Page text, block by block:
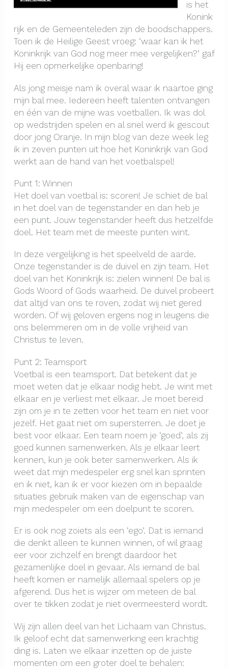
is het
Konink
rijk en de Gemeenteleden zijn de boodschappers.
Toen ik de Heilige Geest vroeg: ‘waar kan ik het
Koninkrijk van God nog meer mee vergelijken?’ gaf
Hij een opmerkelijke openbaring!
Als jong meisje nam ik overal waar ik naartoe ging
mijn bal mee. Iedereen heeft talenten ontvangen
en één van de mijne was voetballen. Ik was dol
op wedstrijden spelen en al snel werd ik gescout
door jong Oranje. In mijn blog van deze week leg
ik in zeven punten uit hoe het Koninkrijk van God
werkt aan de hand van het voetbalspel!
Punt 1: Winnen
Het doel van voetbal is: scoren! Je schiet de bal
in het doel van de tegenstander en dan heb je
een punt. Jouw tegenstander heeft dus hetzelfde
doel. Het team met de meeste punten wint.
In deze vergelijking is het speelveld de aarde.
Onze tegenstander is de duivel en zijn team. Het
doel van het Koninkrijk is: zielen winnen! De bal is
Gods Woord of Gods waarheid. De duivel probeert
dat altijd van ons te roven, zodat wij niet gered
worden. Of wij geloven ergens nog in leugens die
ons belemmeren om in de volle vrijheid van
Christus te leven.
Punt 2: Teamsport
Voetbal is een teamsport. Dat betekent dat je
moet weten dat je elkaar nodig hebt. Je wint met
elkaar en je verliest met elkaar. Je moet bereid
zijn om je in te zetten voor het team en niet voor
jezelf. Het gaat niet om supersterren. Je doet je
best voor elkaar. Een team noem je ‘goed’, als zij
goed kunnen samenwerken. Als je elkaar leert
kennen, kun je ook beter samenwerken. Als ik
weet dat mijn medespeler erg snel kan sprinten
en ik niet, kan ik er voor kiezen om in bepaalde
situaties gebruik maken van de eigenschap van
mijn medespeler om een doelpunt te scoren.
Er is ook nog zoiets als een ‘ego’. Dat is iemand
die denkt alleen te kunnen winnen, of wil graag
eer voor zichzelf en brengt daardoor het
gezamenlijke doel in gevaar. Als iemand de bal
heeft komen er namelijk allemaal spelers op je
afgerend. Dus het is wijzer om meteen de bal
over te tikken zodat je niet overmeesterd wordt.
Wij zijn allen deel van het Lichaam van Christus.
Ik geloof echt dat samenwerking een krachtig
ding is. Laten we elkaar inzetten op de juiste
momenten om een groter doel te behalen: